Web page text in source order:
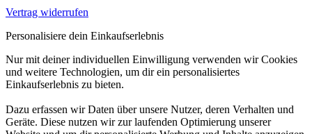
Vertrag widerrufen
Personalisiere dein Einkaufserlebnis
Nur mit deiner individuellen Einwilligung verwenden wir Cookies
und weitere Technologien, um dir ein personalisiertes
Einkaufserlebnis zu bieten.
Dazu erfassen wir Daten über unsere Nutzer, deren Verhalten und
Geräte. Diese nutzen wir zur laufenden Optimierung unserer